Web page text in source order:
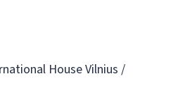
House Vilnius /